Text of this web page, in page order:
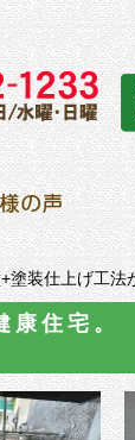
装仕上げ工法
康住宅